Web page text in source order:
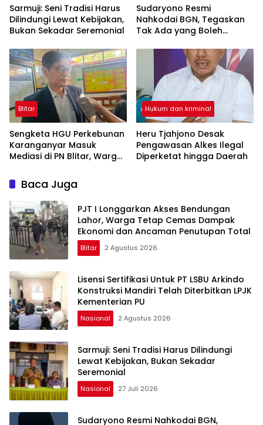
Sarmuji: Seni Tradisi Harus
Dilindungi Lewat Kebijakan,
Bukan Sekadar Seremonial
Sudaryono Resmi
Nahkodai BGN, Tegaskan
Tak Ada yang Boleh
Blitar
Sengketa HGU Perkebunan
Karanganyar Masuk
Mediasi di PN Blitar, Warga
Lahan
Hukum dan kriminal
Heru Tjahjono Desak
Pengawasan Alkes Ilegal
Diperketat hingga Daerah
Baca Juga
PJT I Longgarkan Akses Bendungan
Lahor, Warga Tetap Cemas Dampak
Ekonomi dan Ancaman Penutupan Total
Blitar 2 Agustus 2026
Lisensi Sertifikasi Untuk PT LSBU Arkindo
Konstruksi Mandiri Telah Diterbitkan LPJK
Kementerian PU
Nasional 2 Agustus 2026
Sarmuji: Seni Tradisi Harus Dilindungi
Lewat Kebijakan, Bukan Sekadar
Seremonial
Nasional 27 Juli 2026
Sudaryono Resmi Nahkodai BGN,